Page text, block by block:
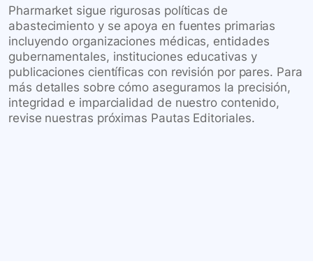
Pharmarket sigue rigurosas políticas de
abastecimiento y se apoya en fuentes primarias
incluyendo organizaciones médicas, entidades
gubernamentales, instituciones educativas y
publicaciones científicas con revisión por pares. Para
más detalles sobre cómo aseguramos la precisión,
integridad e imparcialidad de nuestro contenido,
revise nuestras próximas Pautas Editoriales.